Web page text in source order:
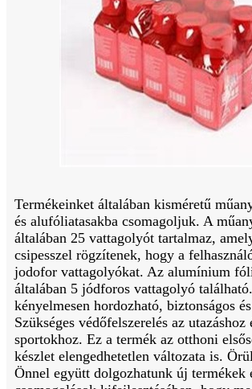
Termékeinket általában kisméretű
és alufóliatasakba csomagoljuk. A
általában 25 vattagolyót tartalmaz,
csipesszel rögzítenek, hogy a
jodofor vattagolyókat. Az alumínium
általában 5 jódforos vattagolyó
kényelmesen hordozható, biztonságos
Szükséges védőfelszerelés az utazáshoz
sportokhoz. Ez a termék az otthoni
készlet elengedhetetlen változata is.
Önnel együtt dolgozhatunk új termékek